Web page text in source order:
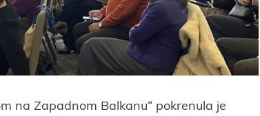
na Zapadnom Balkanu“ pokrenula je